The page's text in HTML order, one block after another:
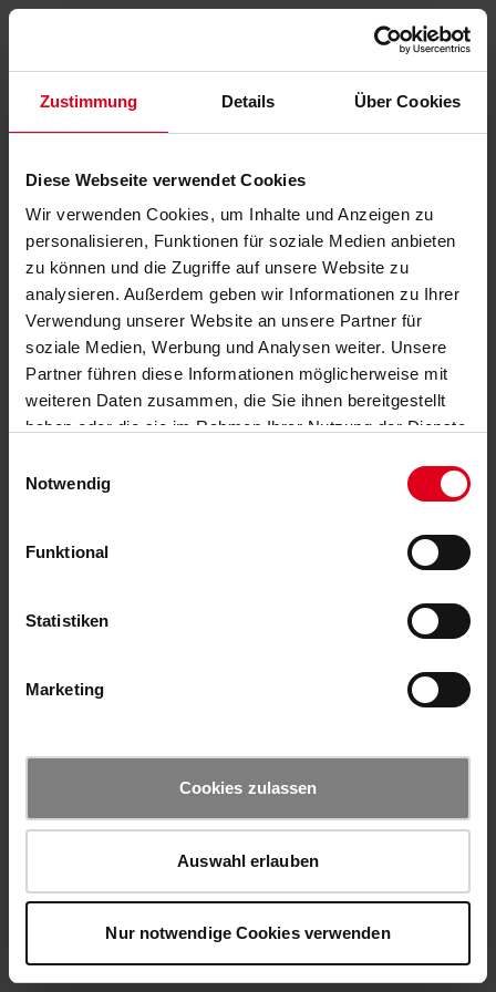
Zustimmung Details Über Cookies
Diese Webseite verwendet Cookies
Wir verwenden Cookies, um Inhalte und Anzeigen zu
personalisieren, Funktionen für soziale Medien anbieten
zu können und die Zugriffe auf unsere Website zu
analysieren. Außerdem geben wir Informationen zu Ihrer
Verwendung unserer Website an unsere Partner für
soziale Medien, Werbung und Analysen weiter. Unsere
Partner führen diese Informationen möglicherweise mit
weiteren Daten zusammen, die Sie ihnen bereitgestellt
haben oder die sie im Rahmen Ihrer Nutzung der Dienste
Notwendig
Funktional
Statistiken
Marketing
Cookies zulassen
Auswahl erlauben
Nur notwendige Cookies verwenden